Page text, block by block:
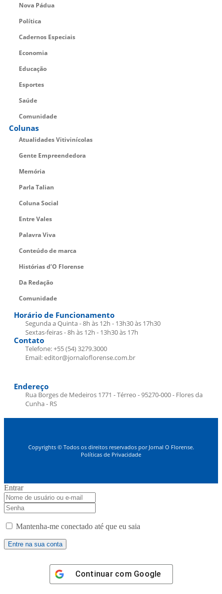
Nova Pádua
Política
Cadernos Especiais
Economia
Educação
Esportes
Saúde
Comunidade
Colunas
Atualidades Vitivinícolas
Gente Empreendedora
Memória
Parla Talian
Coluna Social
Entre Vales
Palavra Viva
Conteúdo de marca
Histórias d’O Florense
Da Redação
Comunidade
Horário de Funcionamento
Segunda a Quinta - 8h às 12h - 13h30 às 17h30
Sextas-feiras - 8h às 12h - 13h30 às 17h
Contato
Telefone: +55 (54) 3279.3000
Email: editor@jornaloflorense.com.br
Endereço
Rua Borges de Medeiros 1771 - Térreo - 95270-000 - Flores da
Cunha - RS
Copyrights © Todos os direitos reservados por Jornal O Florense.
Políticas de Privacidade
Entrar
Mantenha-me conectado até que eu saia
Continuar com Google